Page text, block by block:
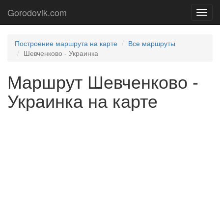
Gorodovik.com
Построение маршрута на карте
Все маршруты
Шевченково - Украинка
Маршрут Шевченково -
Украинка на карте